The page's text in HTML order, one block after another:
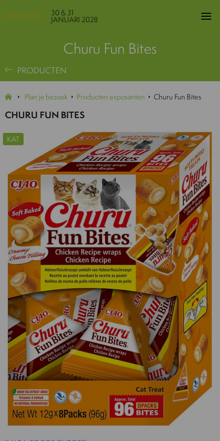
30 & 31
JANUARI 2028
Churu Fun Bites
PRODUCTEN
Plan je bezoek Producten exposanten Churu Fun Bites
CHURU FUN BITES
KAT